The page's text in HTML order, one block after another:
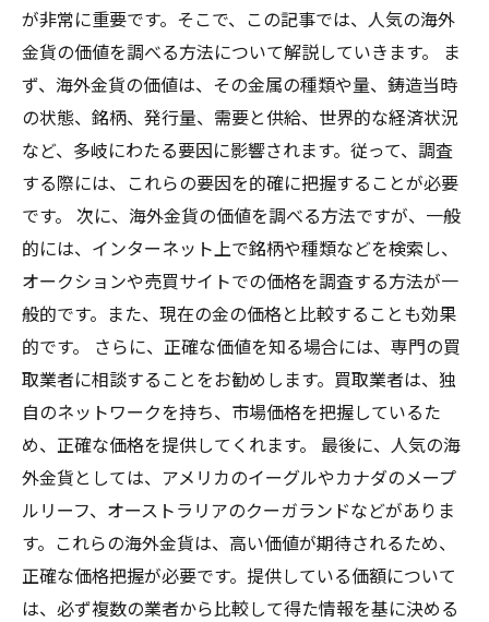
が非常に重要です。そこで、この記事では、人気の海外
金貨の価値を調べる方法について解説していきます。 ま
ず、海外金貨の価値は、その金属の種類や量、鋳造当時
の状態、銘柄、発行量、需要と供給、世界的な経済状況
など、多岐にわたる要因に影響されます。従って、調査
する際には、これらの要因を的確に把握することが必要
です。 次に、海外金貨の価値を調べる方法ですが、一般
的には、インターネット上で銘柄や種類などを検索し、
オークションや売買サイトでの価格を調査する方法が一
般的です。また、現在の金の価格と比較することも効果
的です。 さらに、正確な価値を知る場合には、専門の買
取業者に相談することをお勧めします。買取業者は、独
自のネットワークを持ち、市場価格を把握しているた
め、正確な価格を提供してくれます。 最後に、人気の海
外金貨としては、アメリカのイーグルやカナダのメープ
ルリーフ、オーストラリアのクーガランドなどがありま
す。これらの海外金貨は、高い価値が期待されるため、
正確な価格把握が必要です。提供している価額について
は、必ず複数の業者から比較して得た情報を基に決める